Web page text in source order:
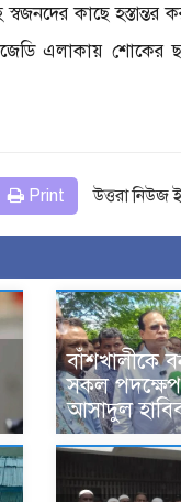
কাছে হস্তান্তর
এলাকায় শোকের
Print উত্তরা নিউজ
বাঁশখালীকে
সকল পদক্ষেপ
আসাদুল